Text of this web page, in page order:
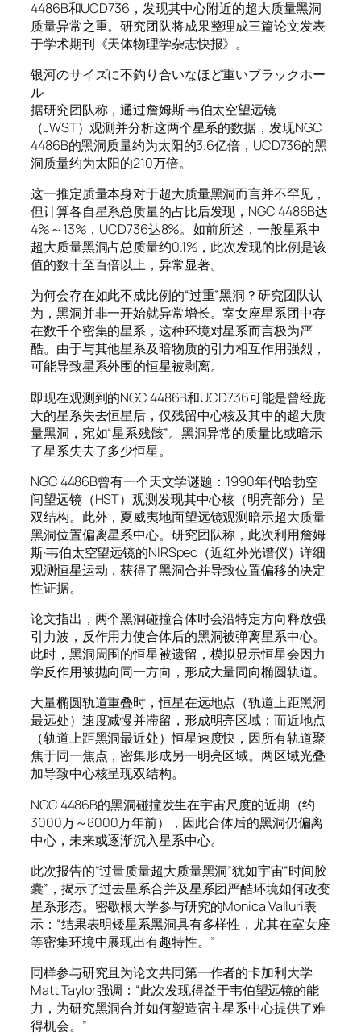
4486B和UCD736，发现其中心附近的超大质量黑洞
质量异常之重。研究团队将成果整理成三篇论文发表
于学术期刊《天体物理学杂志快报》。
银河のサイズに不釣り合いなほど重いブラックホー
ル
据研究团队称，通过詹姆斯·韦伯太空望远镜
（JWST）观测并分析这两个星系的数据，发现NGC
4486B的黑洞质量约为太阳的3.6亿倍，UCD736的黑
洞质量约为太阳的210万倍。
这一推定质量本身对于超大质量黑洞而言并不罕见，
但计算各自星系总质量的占比后发现，NGC 4486B达
4%～13%，UCD736达8%。如前所述，一般星系中
超大质量黑洞占总质量约0.1%，此次发现的比例是该
值的数十至百倍以上，异常显著。
为何会存在如此不成比例的“过重”黑洞？研究团队认
为，黑洞并非一开始就异常增长。室女座星系团中存
在数千个密集的星系，这种环境对星系而言极为严
酷。由于与其他星系及暗物质的引力相互作用强烈，
可能导致星系外围的恒星被剥离。
即现在观测到的NGC 4486B和UCD736可能是曾经庞
大的星系失去恒星后，仅残留中心核及其中的超大质
量黑洞，宛如“星系残骸”。黑洞异常的质量比或暗示
了星系失去了多少恒星。
NGC 4486B曾有一个天文学谜题：1990年代哈勃空
间望远镜（HST）观测发现其中心核（明亮部分）呈
双结构。此外，夏威夷地面望远镜观测暗示超大质量
黑洞位置偏离星系中心。研究团队称，此次利用詹姆
斯·韦伯太空望远镜的NIRSpec（近红外光谱仪）详细
观测恒星运动，获得了黑洞合并导致位置偏移的决定
性证据。
论文指出，两个黑洞碰撞合体时会沿特定方向释放强
引力波，反作用力使合体后的黑洞被弹离星系中心。
此时，黑洞周围的恒星被遗留，模拟显示恒星会因力
学反作用被抛向同一方向，形成大量同向椭圆轨道。
大量椭圆轨道重叠时，恒星在远地点（轨道上距黑洞
最远处）速度减慢并滞留，形成明亮区域；而近地点
（轨道上距黑洞最近处）恒星速度快，因所有轨道聚
焦于同一焦点，密集形成另一明亮区域。两区域光叠
加导致中心核呈现双结构。
NGC 4486B的黑洞碰撞发生在宇宙尺度的近期（约
3000万～8000万年前），因此合体后的黑洞仍偏离
中心，未来或逐渐沉入星系中心。
此次报告的“过量质量超大质量黑洞”犹如宇宙“时间胶
囊”，揭示了过去星系合并及星系团严酷环境如何改变
星系形态。密歇根大学参与研究的Monica Valluri表
示：“结果表明矮星系黑洞具有多样性，尤其在室女座
等密集环境中展现出有趣特性。”
同样参与研究且为论文共同第一作者的卡加利大学
Matt Taylor强调：“此次发现得益于韦伯望远镜的能
力，为研究黑洞合并如何塑造宿主星系中心提供了难
得机会。”